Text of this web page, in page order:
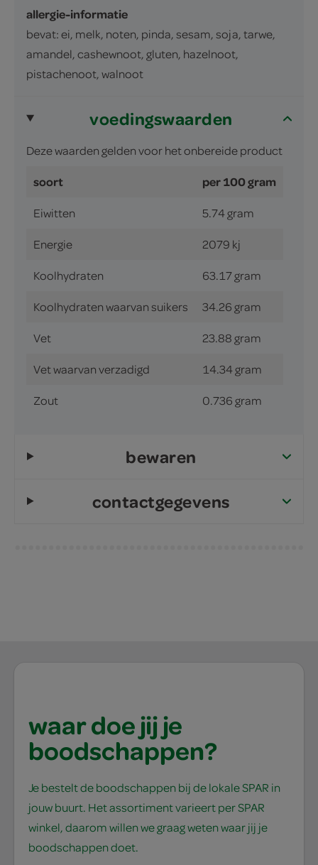
allergie-informatie
bevat: ei, melk, noten, pinda, sesam, soja, tarwe,
amandel, cashewnoot, gluten, hazelnoot,
pistachenoot, walnoot
voedingswaarden
Deze waarden gelden voor het onbereide product
soort per 100 gram
Eiwitten 5.74 gram
Energie 2079 kj
Koolhydraten 63.17 gram
Koolhydraten waarvan suikers 34.26 gram
Vet 23.88 gram
Vet waarvan verzadigd 14.34 gram
Zout 0.736 gram
bewaren
contactgegevens
waar doe jij je
boodschappen?
Je bestelt de boodschappen bij de lokale SPAR in
jouw buurt. Het assortiment varieert per SPAR
winkel, daarom willen we graag weten waar jij je
boodschappen doet.